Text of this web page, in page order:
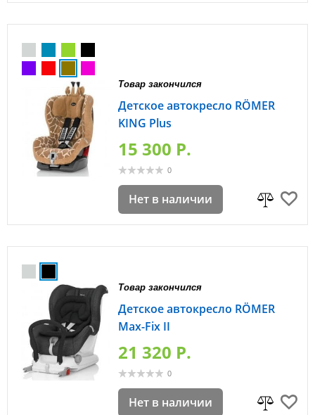
Товар закончился
Детское автокресло RÖMER
KING Plus
15 300 P.
0
Нет в наличии
Товар закончился
Детское автокресло RÖMER
Max-Fix II
21 320 P.
0
Нет в наличии